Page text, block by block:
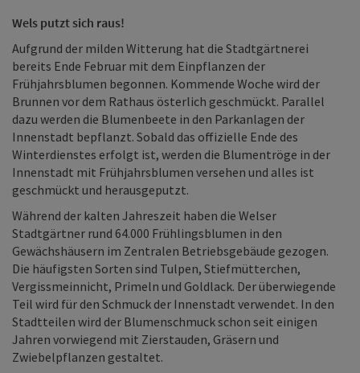
Wels putzt sich raus!
Aufgrund der milden Witterung hat die Stadtgärtnerei
bereits Ende Februar mit dem Einpflanzen der
Frühjahrsblumen begonnen. Kommende Woche wird der
Brunnen vor dem Rathaus österlich geschmückt. Parallel
dazu werden die Blumenbeete in den Parkanlagen der
Innenstadt bepflanzt. Sobald das offizielle Ende des
Winterdienstes erfolgt ist, werden die Blumentröge in der
Innenstadt mit Frühjahrsblumen versehen und alles ist
geschmückt und herausgeputzt.
Während der kalten Jahreszeit haben die Welser
Stadtgärtner rund 64.000 Frühlingsblumen in den
Gewächshäusern im Zentralen Betriebsgebäude gezogen.
Die häufigsten Sorten sind Tulpen, Stiefmütterchen,
Vergissmeinnicht, Primeln und Goldlack. Der überwiegende
Teil wird für den Schmuck der Innenstadt verwendet. In den
Stadtteilen wird der Blumenschmuck schon seit einigen
Jahren vorwiegend mit Zierstauden, Gräsern und
Zwiebelpflanzen gestaltet.